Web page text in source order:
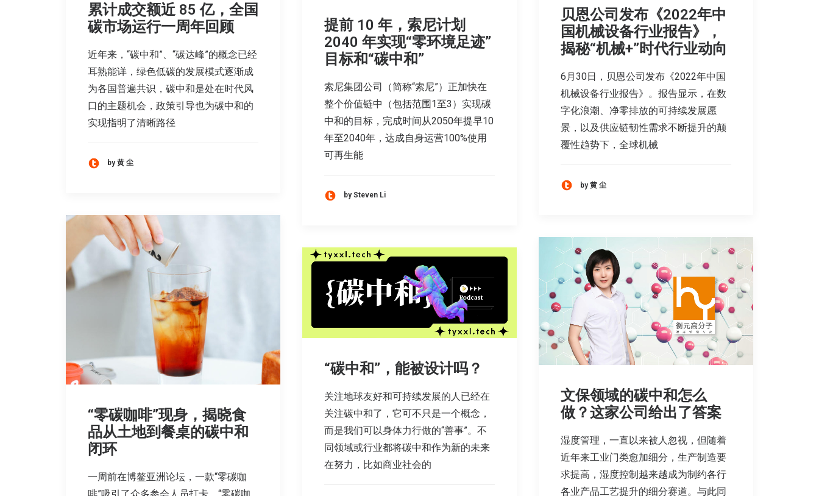
累计成交额近 85 亿，全国
碳市场运行一周年回顾
近年来，“碳中和”、“碳达峰”的概念已经
耳熟能详，绿色低碳的发展模式逐渐成
为各国普遍共识，碳中和是处在时代风
口的主题机会，政策引导也为碳中和的
实现指明了清晰路径
by 黄 尘
贝恩公司发布《2022年中
国机械设备行业报告》，
揭秘“机械+”时代行业动向
6月30日，贝恩公司发布《2022年中国
机械设备行业报告》。报告显示，在数
字化浪潮、净零排放的可持续发展愿
景，以及供应链韧性需求不断提升的颠
覆性趋势下，全球机械
by 黄 尘
提前 10 年，索尼计划
2040 年实现“零环境足迹”
目标和“碳中和”
索尼集团公司（简称“索尼”）正加快在
整个价值链中（包括范围1至3）实现碳
中和的目标，完成时间从2050年提早10
年至2040年，达成自身运营100%使用
可再生能
by Steven Li
“零碳咖啡”现身，揭晓食
品从土地到餐桌的碳中和
闭环
一周前在博鳌亚洲论坛，一款“零碳咖
文保领域的碳中和怎么
做？这家公司给出了答案
湿度管理，一直以来被人忽视，但随着
近年来工业门类愈加细分，生产制造要
求提高，湿度控制越来越成为制约各行
各业产品工艺提升的细分赛道。与此同
“碳中和”，能被设计吗？
关注地球友好和可持续发展的人已经在
关注碳中和了，它可不只是一个概念，
而是我们可以身体力行做的“善事”。不
同领域或行业都将碳中和作为新的未来
在努力，比如商业社会的